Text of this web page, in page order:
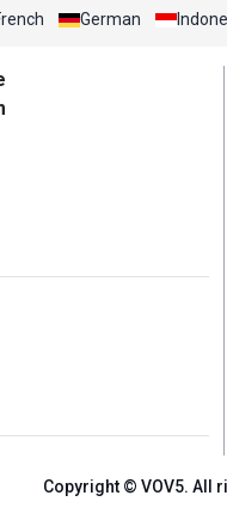
German
Copyright © VOV5. All